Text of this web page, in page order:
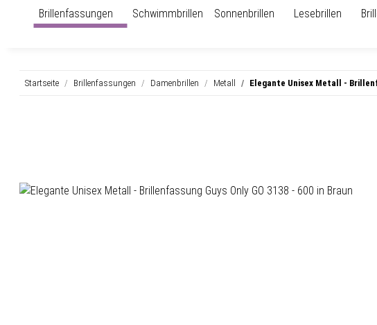
Brillenfassungen Schwimmbrillen Sonnenbrillen Lesebrillen
Startseite Brillenfassungen Damenbrillen Metall Elegante Unisex Metall -